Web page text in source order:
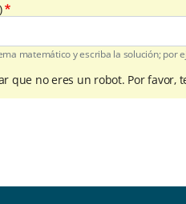
matemático y escriba la solución; por
que no eres un robot. Por favor,